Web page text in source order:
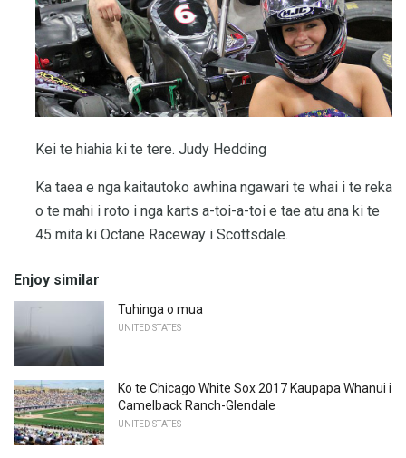
Kei te hiahia ki te tere. Judy Hedding
Ka taea e nga kaitautoko awhina ngawari te whai i te reka
o te mahi i roto i nga karts a-toi-a-toi e tae atu ana ki te
45 mita ki Octane Raceway i Scottsdale.
Enjoy similar
Tuhinga o mua
UNITED STATES
Ko te Chicago White Sox 2017 Kaupapa Whanui i
Camelback Ranch-Glendale
UNITED STATES